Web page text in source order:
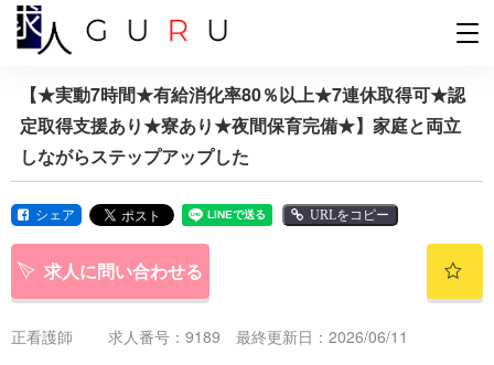
【★実動7時間★有給消化率80％以上★7連休取得可★認
定取得支援あり★寮あり★夜間保育完備★】家庭と両立
しながらステップアップした
シェア URLをコピー
求人に問い合わせる
正看護師 求人番号：9189 最終更新日：2026/06/11